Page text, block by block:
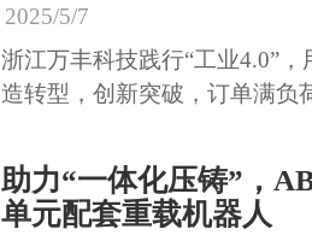
2025/5/7
浙江万丰科技践行“工业4.0”
造转型，创新突破，订单满负
助力“一体化压铸”，
单元配套重载机器人